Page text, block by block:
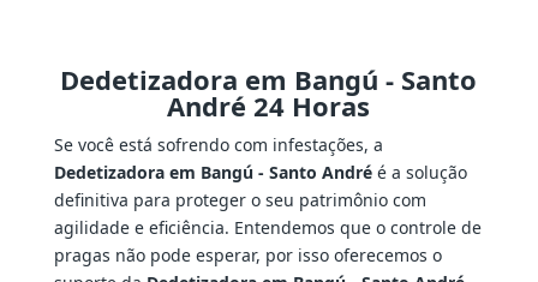
Dedetizadora em Bangú - Santo
André 24 Horas
Se você está sofrendo com infestações, a
Dedetizadora em Bangú - Santo Andréé a solução
definitiva para proteger o seu patrimônio com
agilidade e eficiência. Entendemos que o controle de
pragas não pode esperar, por isso oferecemos o